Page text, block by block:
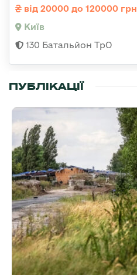
від 20000 до 120000 грн
Київ
130 Батальйон ТрО
ПУБЛІКАЦІЇ